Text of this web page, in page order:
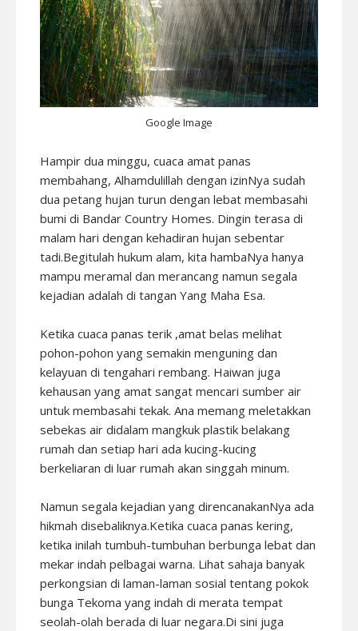
Google Image
Hampir dua minggu, cuaca amat panas
membahang, Alhamdulillah dengan izinNya sudah
dua petang hujan turun dengan lebat membasahi
bumi di Bandar Country Homes. Dingin terasa di
malam hari dengan kehadiran hujan sebentar
tadi.Begitulah hukum alam, kita hambaNya hanya
mampu meramal dan merancang namun segala
kejadian adalah di tangan Yang Maha Esa.
Ketika cuaca panas terik ,amat belas melihat
pohon-pohon yang semakin menguning dan
kelayuan di tengahari rembang. Haiwan juga
kehausan yang amat sangat mencari sumber air
untuk membasahi tekak. Ana memang meletakkan
sebekas air didalam mangkuk plastik belakang
rumah dan setiap hari ada kucing-kucing
berkeliaran di luar rumah akan singgah minum.
Namun segala kejadian yang direncanakanNya ada
hikmah disebaliknya.Ketika cuaca panas kering,
ketika inilah tumbuh-tumbuhan berbunga lebat dan
mekar indah pelbagai warna. Lihat sahaja banyak
perkongsian di laman-laman sosial tentang pokok
bunga Tekoma yang indah di merata tempat
seolah-olah berada di luar negara.Di sini juga